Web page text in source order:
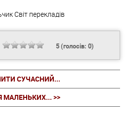
Світ перекладів
5(голосів: 0)
СУЧАСНИЙ...
МАЛЕНЬКИХ... >>